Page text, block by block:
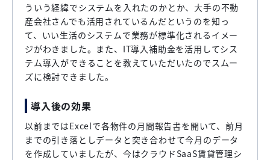
ういう経緯でシステムを入れたのかとか、大手の不動
産会社さんでも活用されているんだというのを知っ
て、いい生活のシステムで業務が標準化されるイメー
ジがわきました。また、IT導入補助金を活用してシス
テム導入ができることを教えていただいたのでスムー
ズに検討できました。
導入後の効果
以前まではExcelで各物件の月間報告書を開いて、前月
までの引き落としデータと突き合わせて今月のデータ
を作成していましたが、今はクラウドSaaS賃貸管理シ